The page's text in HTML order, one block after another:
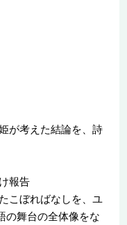
が考えた結論を、詩
報告
こぼればなしを、ユ
の舞台の全体像をな